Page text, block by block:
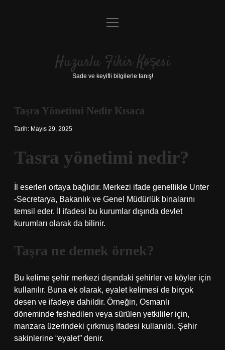
Anasayfa
Yasal Uyarı
menüyü
Huzurlu Fikir Köşesi
Sade ve keyifli bilgilerle tanış!
Taşra Yönetimi Nedir Kısaca
Tarih: Mayıs 29, 2025
Tasra yönetimi nedir?
İl eserleri ortaya bağlıdır. Merkezi ifade genellikle Unter
-Secretarya, Bakanlık ve Genel Müdürlük binalarını
temsil eder. İl ifadesi bu kurumlar dışında devlet
kurumları olarak da bilinir.
Taşra ne demek örnek?
Bu kelime şehir merkezi dışındaki şehirler ve köyler için
kullanılır. Buna ek olarak, eyalet kelimesi de birçok
desen ve ifadeye dahildir. Örneğin, Osmanlı
döneminde feshedilen veya sürülen yetkililer için,
manzara üzerindeki çırkmuş ifadesi kullanıldı. Şehir
sakinlerine “eyalet” denir.